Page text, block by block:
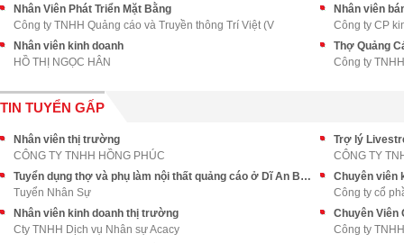
Nhân Viên Phát Triển Mặt Bằng
Công ty TNHH Quảng cáo và Truyền thông Trí Việt (V
Nhân viên
Công ty CP
Nhân viên kinh doanh
HỒ THỊ NGỌC HÂN
Thợ Quảng
Công ty
TIN TUYỂN GẤP
Nhân viên thị trường
CÔNG TY TNHH HỒNG PHÚC
Trợ lý
CÔNG TY
Tuyển dụng thợ và phụ làm nội thất quảng cáo ở Dĩ An Bình Dương
Tuyển Nhân Sự
Chuyên viên
Công ty cổ
Nhân viên kinh doanh thị trường
Cty TNHH Dịch vụ Nhân sự Acacy
Công ty